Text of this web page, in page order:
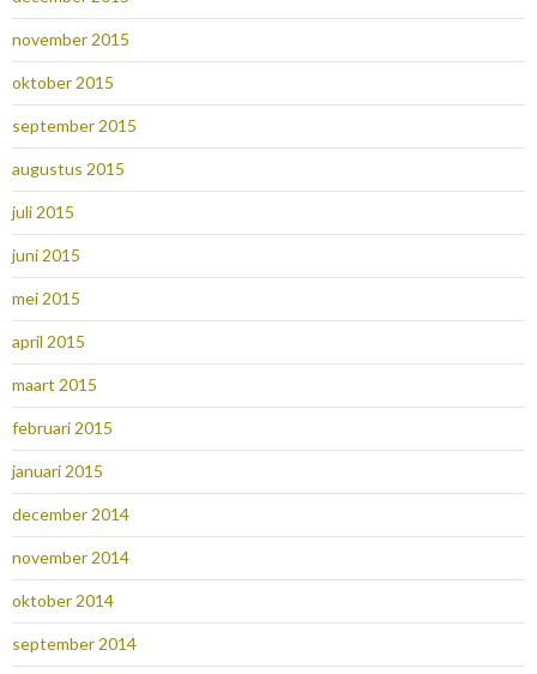
november 2015
oktober 2015
september 2015
augustus 2015
juli 2015
juni 2015
mei 2015
april 2015
maart 2015
februari 2015
januari 2015
december 2014
november 2014
oktober 2014
september 2014